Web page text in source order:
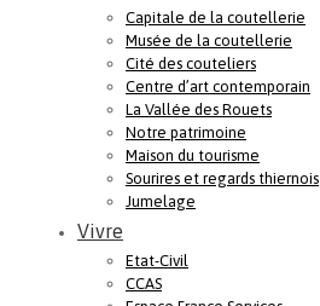
Capitale de la coutellerie
Musée de la coutellerie
Cité des couteliers
Centre d’art contemporain
La Vallée des Rouets
Notre patrimoine
Maison du tourisme
Sourires et regards thiernois
Jumelage
Vivre
Etat-Civil
CCAS